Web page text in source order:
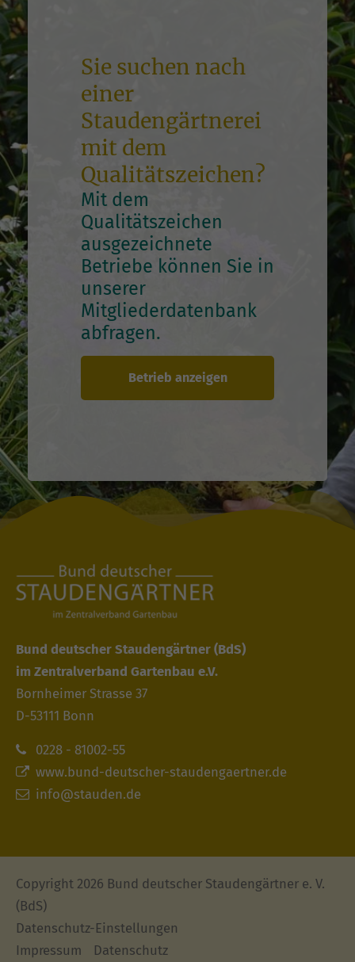
Sie suchen nach
einer
Staudengärtnerei
mit dem
Qualitätszeichen?
Mit dem
Qualitätszeichen
ausgezeichnete
Betriebe können Sie in
unserer
Mitgliederdatenbank
abfragen.
Betrieb anzeigen
Bund deutscher Staudengärtner (BdS)
im Zentralverband Gartenbau e.V.
Bornheimer Strasse 37
D-53111 Bonn
0228 - 81002-55
www.bund-deutscher-staudengaertner.de
info@stauden.de
Copyright 2026 Bund deutscher Staudengärtner e. V.
(BdS)
Datenschutz-Einstellungen
Impressum
Datenschutz